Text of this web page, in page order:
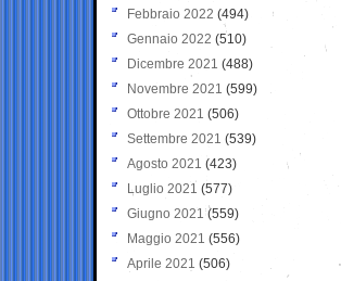
Febbraio 2022 (494)
Gennaio 2022 (510)
Dicembre 2021 (488)
Novembre 2021 (599)
Ottobre 2021 (506)
Settembre 2021 (539)
Agosto 2021 (423)
Luglio 2021 (577)
Giugno 2021(559)
Maggio 2021 (556)
Aprile 2021 (506)